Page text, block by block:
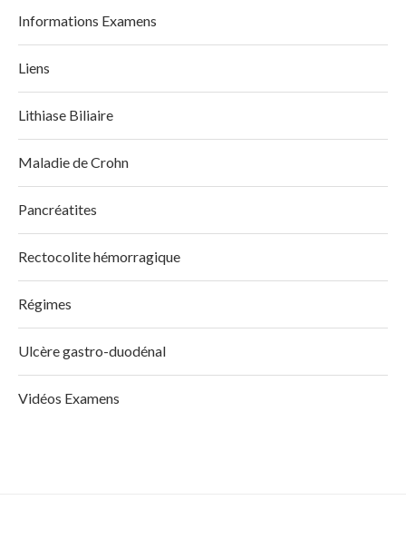
Informations Examens
Liens
Lithiase Biliaire
Maladie de Crohn
Pancréatites
Rectocolite hémorragique
Régimes
Ulcère gastro-duodénal
Vidéos Examens